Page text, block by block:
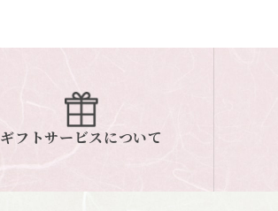
ギフトサービスについて